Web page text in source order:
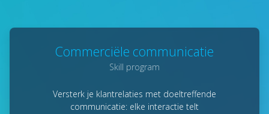
Commerciële communicatie
Skill program
Versterk je klantrelaties met doeltreffende
communicatie: elke interactie telt